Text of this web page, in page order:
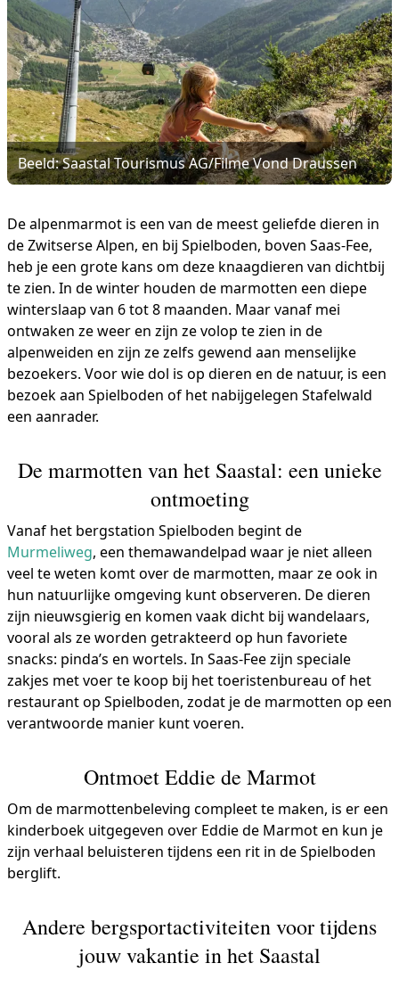
Beeld: Saastal Tourismus AG/Filme Vond Draussen
De alpenmarmot is een van de meest geliefde dieren in
de Zwitserse Alpen, en bij Spielboden, boven Saas-Fee,
heb je een grote kans om deze knaagdieren van dichtbij
te zien. In de winter houden de marmotten een diepe
winterslaap van 6 tot 8 maanden. Maar vanaf mei
ontwaken ze weer en zijn ze volop te zien in de
alpenweiden en zijn ze zelfs gewend aan menselijke
bezoekers. Voor wie dol is op dieren en de natuur, is een
bezoek aan Spielboden of het nabijgelegen Stafelwald
een aanrader.
De marmotten van het Saastal: een unieke
ontmoeting
Vanaf het bergstation Spielboden begint de
Murmeliweg, een themawandelpad waar je niet alleen
veel te weten komt over de marmotten, maar ze ook in
hun natuurlijke omgeving kunt observeren. De dieren
zijn nieuwsgierig en komen vaak dicht bij wandelaars,
vooral als ze worden getrakteerd op hun favoriete
snacks: pinda’s en wortels. In Saas-Fee zijn speciale
zakjes met voer te koop bij het toeristenbureau of het
restaurant op Spielboden, zodat je de marmotten op een
verantwoorde manier kunt voeren.
Ontmoet Eddie de Marmot
Om de marmottenbeleving compleet te maken, is er een
kinderboek uitgegeven over Eddie de Marmot en kun je
zijn verhaal beluisteren tijdens een rit in de Spielboden
berglift.
Andere bergsportactiviteiten voor tijdens
jouw vakantie in het Saastal